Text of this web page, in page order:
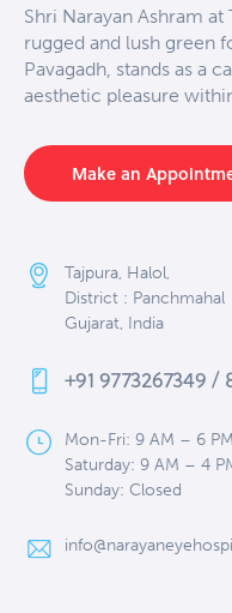
Shri Narayan Ashram
rugged and lush green
Pavagadh, stands as a
aesthetic pleasure
Make an
Tajpura, Halol,
District : Panchmahal
Gujarat, India
+91 9773267349 /
Mon-Fri: 9 AM – 6 PM
Saturday: 9 AM – 4
Sunday: Closed